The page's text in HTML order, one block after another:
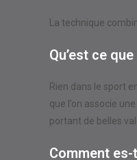
La technique
Qu’est ce
Rien dans le sport
que l’on associe
portant de belles
Comment es-